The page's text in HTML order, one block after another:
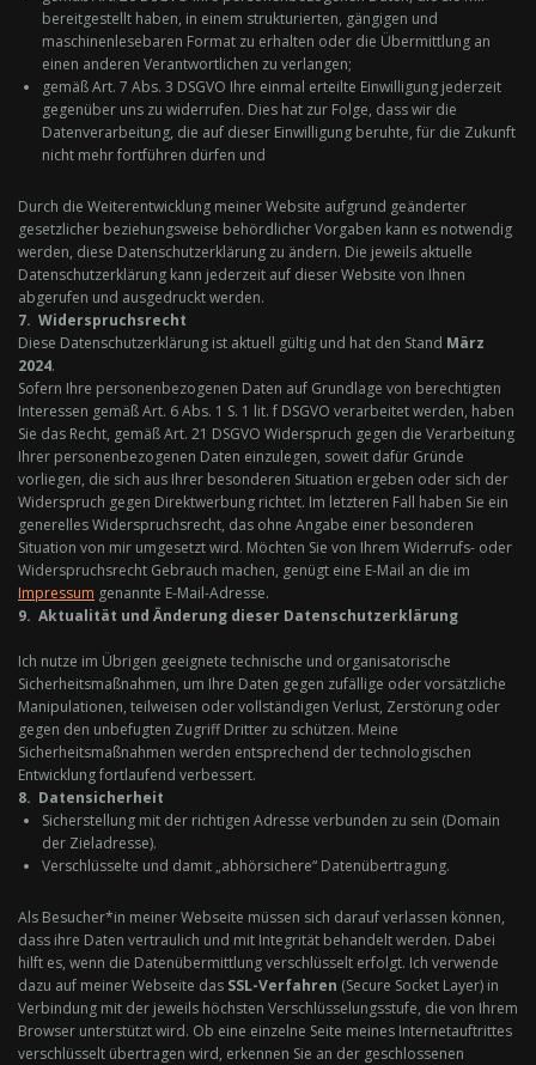
bereitgestellt haben, in einem strukturierten, gängigen und
maschinenlesebaren Format zu erhalten oder die Übermittlung an
einen anderen Verantwortlichen zu verlangen;
gemäß Art. 7 Abs. 3 DSGVO Ihre einmal erteilte Einwilligung jederzeit
gegenüber uns zu widerrufen. Dies hat zur Folge, dass wir die
Datenverarbeitung, die auf dieser Einwilligung beruhte, für die Zukunft
nicht mehr fortführen dürfen und
Durch die Weiterentwicklung meiner Website aufgrund geänderter
gesetzlicher beziehungsweise behördlicher Vorgaben kann es notwendig
werden, diese Datenschutzerklärung zu ändern. Die jeweils aktuelle
Datenschutzerklärung kann jederzeit auf dieser Website von Ihnen
abgerufen und ausgedruckt werden.
7. Widerspruchsrecht
Diese Datenschutzerklärung ist aktuell gültig und hat den Stand März
2024.
Sofern Ihre personenbezogenen Daten auf Grundlage von berechtigten
Interessen gemäß Art. 6 Abs. 1 S. 1 lit. f DSGVO verarbeitet werden, haben
Sie das Recht, gemäß Art. 21 DSGVO Widerspruch gegen die Verarbeitung
Ihrer personenbezogenen Daten einzulegen, soweit dafür Gründe
vorliegen, die sich aus Ihrer besonderen Situation ergeben oder sich der
Widerspruch gegen Direktwerbung richtet. Im letzteren Fall haben Sie ein
generelles Widerspruchsrecht, das ohne Angabe einer besonderen
Situation von mir umgesetzt wird. Möchten Sie von Ihrem Widerrufs- oder
Widerspruchsrecht Gebrauch machen, genügt eine E-Mail an die im
Impressum genannte E-Mail-Adresse.
9. Aktualität und Änderung dieser Datenschutzerklärung
Ich nutze im Übrigen geeignete technische und organisatorische
Sicherheitsmaßnahmen, um Ihre Daten gegen zufällige oder vorsätzliche
Manipulationen, teilweisen oder vollständigen Verlust, Zerstörung oder
gegen den unbefugten Zugriff Dritter zu schützen. Meine
Sicherheitsmaßnahmen werden entsprechend der technologischen
Entwicklung fortlaufend verbessert.
8. Datensicherheit
Sicherstellung mit der richtigen Adresse verbunden zu sein (Domain
der Zieladresse).
Verschlüsselte und damit „abhörsichere“ Datenübertragung.
Als Besucher*in meiner Webseite müssen sich darauf verlassen können,
dass ihre Daten vertraulich und mit Integrität behandelt werden. Dabei
hilft es, wenn die Datenübermittlung verschlüsselt erfolgt. Ich verwende
dazu auf meiner Webseite das SSL-Verfahren (Secure Socket Layer) in
Verbindung mit der jeweils höchsten Verschlüsselungsstufe, die von Ihrem
Browser unterstützt wird. Ob eine einzelne Seite meines Internetauftrittes
verschlüsselt übertragen wird, erkennen Sie an der geschlossenen